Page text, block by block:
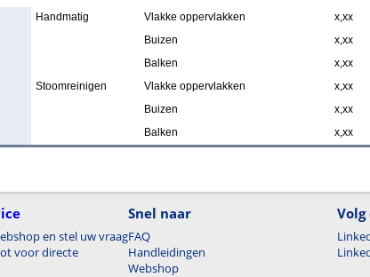
Handmatig Vlakke oppervlakken x,xx
Buizen
x,xx
Balken
x,xx
Stoomreinigen
Vlakke oppervlakken x,xx
Buizen
x,xx
Balken
x,xx
en stel uw vraag
voor directe
Snel naar
FAQ
Handleidingen
Webshop
Volg